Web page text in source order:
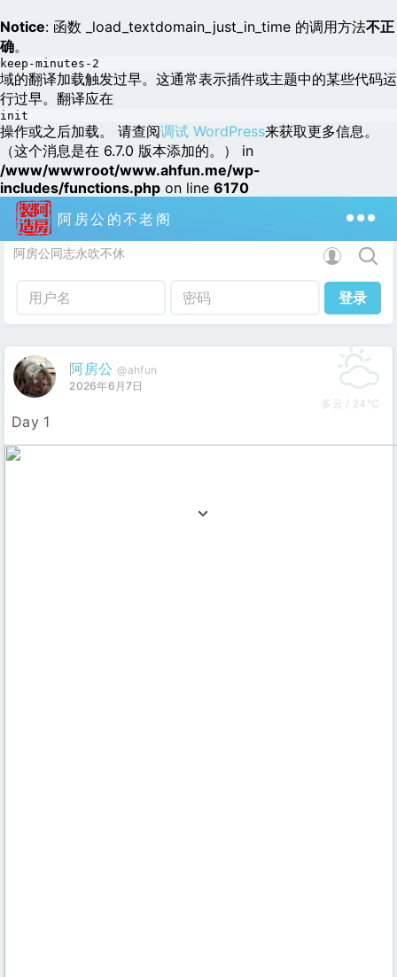
Notice: 函数 _load_textdomain_just_in_time 的调用方法不正
确。
keep-minutes-2
域的翻译加载触发过早。这通常表示插件或主题中的某些代码运
行过早。翻译应在
init
操作或之后加载。 请查阅调试 WordPress来获取更多信息。
（这个消息是在 6.7.0 版本添加的。） in
/www/wwwroot/www.ahfun.me/wp-
includes/functions.php on line 6170
阿房公的不老阁
阿房公同志永吹不休
阿房公 @ahfun
2026年6月7日
多云 / 24℃
Day 1